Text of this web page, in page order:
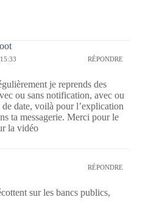
RÉPONDRE
je reprends des
ou sans notification, avec ou
de date, voilà pour l’explication
ta messagerie. Merci pour le
la vidéo
RÉPONDRE
sur les bancs publics,